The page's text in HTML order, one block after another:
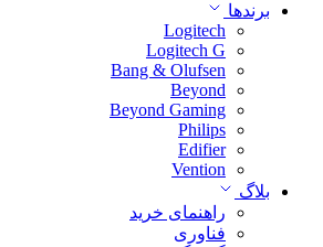
برندها
Logitech
Logitech G
Bang & Olufsen
Beyond
Beyond Gaming
Philips
Edifier
Vention
بلاگ
راهنمای خرید
فناوری